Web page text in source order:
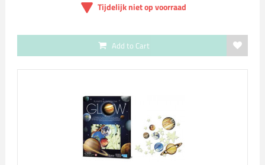
Tijdelijk niet op voorraad
Add to Cart